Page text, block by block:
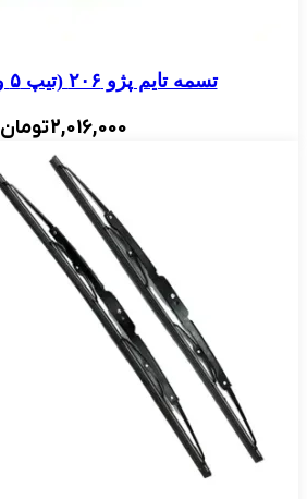
تسمه تایم پژو ۲۰۶ (تیپ ۵ و ۶) HNBR
2,016,000تومان